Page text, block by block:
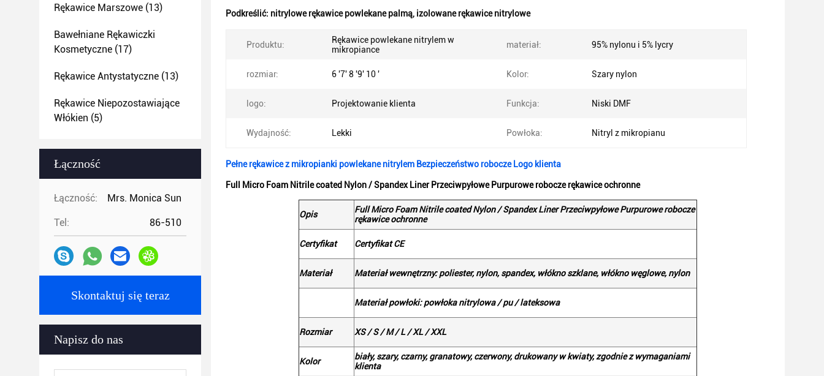
Rękawice Marszowe (13)
Bawełniane Rękawiczki
Kosmetyczne (17)
Rękawice Antystatyczne (13)
Rękawice Niepozostawiające
Włókien (5)
Łączność
Łączność: Mrs. Monica Sun
Tel: 86-510
Skontaktuj się teraz
Napisz do nas
Podkreślić: nitrylowe rękawice powlekane palmą, izolowane rękawice nitrylowe
Produktu:
Rękawice powlekane nitrylem w
mikropiance
materiał: 95% nylonu i 5% lycry
rozmiar: 6 '7' 8 '9' 10 ' Kolor: Szary nylon
logo: Projektowanie klienta Funkcja: Niski DMF
Wydajność: Lekki Powłoka: Nitryl z mikropianu
Pełne rękawice z mikropianki powlekane nitrylem Bezpieczeństwo robocze Logo klienta
Full Micro Foam Nitrile coated Nylon / Spandex Liner Przeciwpyłowe Purpurowe robocze rękawice ochronne
Opis
Full Micro Foam Nitrile coated Nylon / Spandex Liner Przeciwpyłowe Purpurowe robocze
rękawice ochronne
Certyfikat Certyfikat CE
Materiał Materiał wewnętrzny: poliester, nylon, spandex, włókno szklane, włókno węglowe, nylon
Materiał powłoki: powłoka nitrylowa / pu / lateksowa
Rozmiar XS / S / M / L / XL / XXL
Kolor
biały, szary, czarny, granatowy, czerwony, drukowany w kwiaty, zgodnie z wymaganiami
klienta